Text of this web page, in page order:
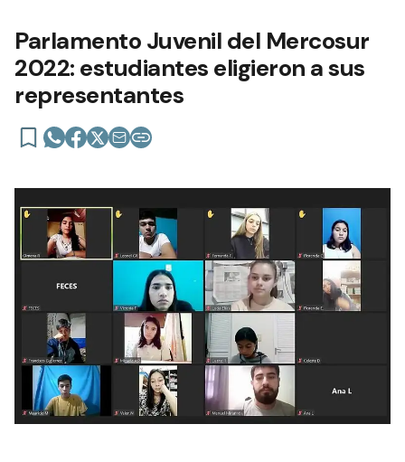
Parlamento Juvenil del Mercosur
2022: estudiantes eligieron a sus
representantes